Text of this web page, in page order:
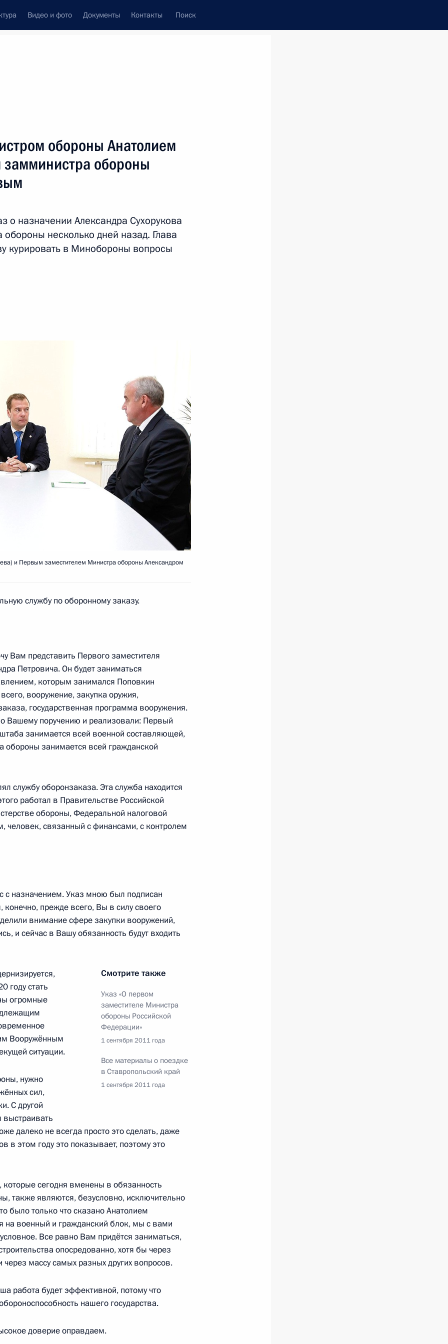
Видео и фото Документы Контакты Поиск
следующие материалы
Президента в Тверской
расследование причин
округа
с постоянными членами
Анатолием Сердюковым
данных по итогам
в Астраханской
о разработке
занятости
увольняемых
Совета
обороны, данного
Президента
Сухоруковым
запуске ракеты
электроснабжения
обороны Анатолием
обороны
о назначении Александра Сухорукова
несколько дней назад. Глава
курировать в Минобороны вопросы
и Первым заместителем Министра обороны Александром
службу по оборонному заказу.
Вам представить Первого заместителя
Петровича. Он будет заниматься
которым занимался Поповкин
вооружение, закупка оружия,
государственная программа вооружения.
Вашему поручению и реализовали: Первый
занимается всей военной составляющей,
обороны занимается всей гражданской
службу оборонзаказа. Эта служба находится
работал в Правительстве Российской
обороны, Федеральной налоговой
связанный с финансами, с контролем
с назначением. Указ мною был подписан
прежде всего, Вы в силу своего
внимание сфере закупки вооружений,
и сейчас в Вашу обязанность будут входить
Смотрите также
Указ «О первом
заместителе Министра
обороны Российской
Федерации»
1 сентября 2011 года
Все материалы о поездке
в Ставропольский край
1 сентября 2011 года
году стать
огромные
Вооружённым
ситуации.
нужно
сил,
С другой
далеко не всегда просто это сделать, даже
в этом году это показывает, поэтому это
сегодня вменены в обязанность
также являются, безусловно, исключительно
было только что сказано Анатолием
на военный и гражданский блок, мы с вами
Все равно Вам придётся заниматься,
опосредованно, хотя бы через
массу самых разных других вопросов.
работа будет эффективной, потому что
нашего государства.
доверие оправдаем.